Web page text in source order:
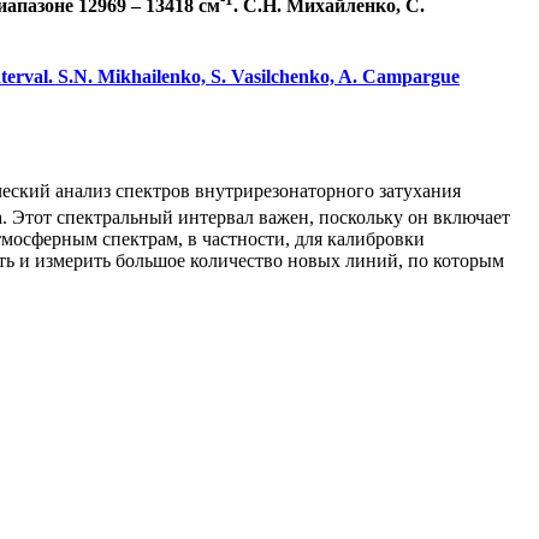
12969 – 13418 см
. С.Н. Михайленко, С.
S.N. Mikhailenko, S. Vasilchenko, A. Campargue
анализ спектров внутрирезонаторного затухания
спектральный интервал важен, поскольку он включает
спектрам, в частности, для калибровки
и измерить большое количество новых линий, по которым